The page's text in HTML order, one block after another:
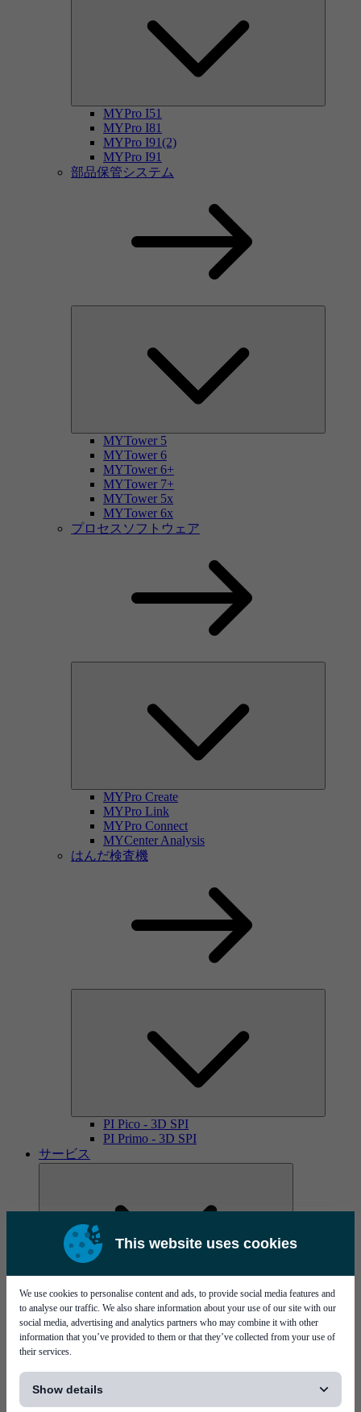
This website uses cookies
We use cookies to personalise content and ads, to provide social media features and
to analyse our traffic. We also share information about your use of our site with our
social media, advertising and analytics partners who may combine it with other
information that you’ve provided to them or that they’ve collected from your use of
their services.
Show details
MYPro I51
MYPro I81
MYPro I91(2)
MYPro I91
部品保管システム
MYTower 5
MYTower 6
MYTower 6+
MYTower 7+
MYTower 5x
MYTower 6x
プロセスソフトウェア
MYPro Create
MYPro Link
MYPro Connect
MYCenter Analysis
はんだ検査機
PI Pico - 3D SPI
PI Primo - 3D SPI
サービス
MYCare service contracts